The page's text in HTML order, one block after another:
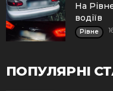
На
водіїв
Рівне
ПОПУЛЯРНІ